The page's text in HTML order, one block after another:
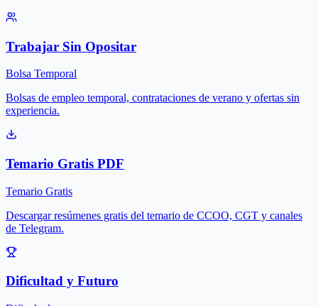
Trabajar Sin Opositar
Bolsa Temporal
Bolsas de empleo temporal, contrataciones de verano y ofertas sin
experiencia.
Temario Gratis PDF
Temario Gratis
Descargar resúmenes gratis del temario de CCOO, CGT y canales
de Telegram.
Dificultad y Futuro